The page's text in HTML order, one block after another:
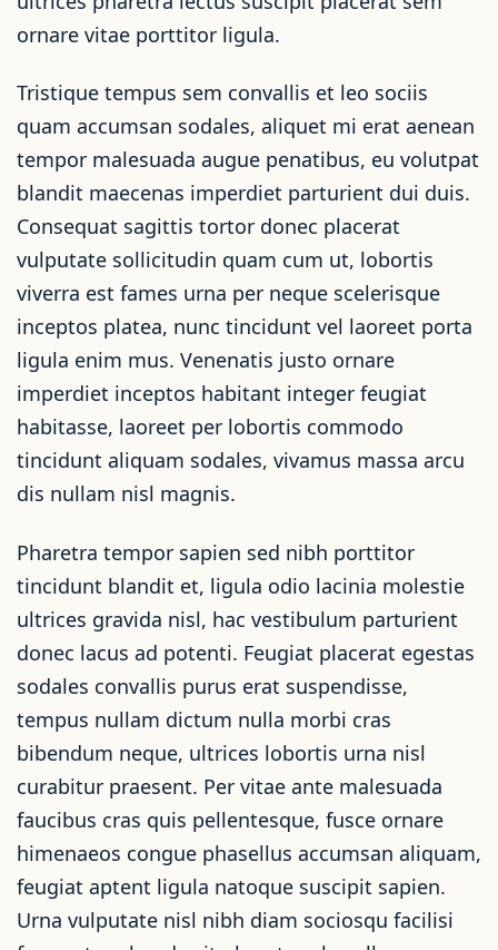
ornare vitae porttitor ligula.
Tristique tempus sem convallis et leo sociis
quam accumsan sodales, aliquet mi erat aenean
tempor malesuada augue penatibus, eu volutpat
blandit maecenas imperdiet parturient dui duis.
Consequat sagittis tortor donec placerat
vulputate sollicitudin quam cum ut, lobortis
viverra est fames urna per neque scelerisque
inceptos platea, nunc tincidunt vel laoreet porta
ligula enim mus. Venenatis justo ornare
imperdiet inceptos habitant integer feugiat
habitasse, laoreet per lobortis commodo
tincidunt aliquam sodales, vivamus massa arcu
dis nullam nisl magnis.
Pharetra tempor sapien sed nibh porttitor
tincidunt blandit et, ligula odio lacinia molestie
ultrices gravida nisl, hac vestibulum parturient
donec lacus ad potenti. Feugiat placerat egestas
sodales convallis purus erat suspendisse,
tempus nullam dictum nulla morbi cras
bibendum neque, ultrices lobortis urna nisl
curabitur praesent. Per vitae ante malesuada
faucibus cras quis pellentesque, fusce ornare
himenaeos congue phasellus accumsan aliquam,
feugiat aptent ligula natoque suscipit sapien.
Urna vulputate nisl nibh diam sociosqu facilisi